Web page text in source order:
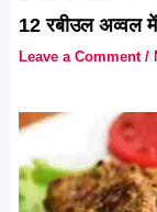
12 रबीउल अव्वल
Leave a Comment /